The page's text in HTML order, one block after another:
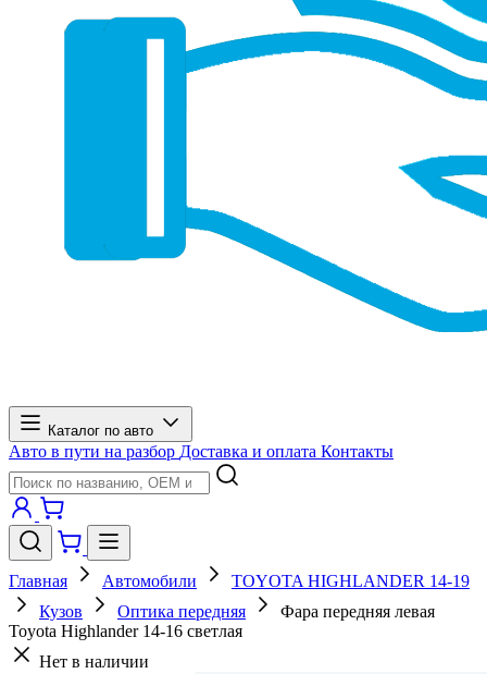
Каталог по авто
Авто в пути на разбор Доставка и оплата Контакты
Главная Автомобили
TOYOTA HIGHLANDER 14-19
Кузов
Оптика передняя
Фара передняя левая
Toyota Highlander 14-16 светлая
Нет в наличии